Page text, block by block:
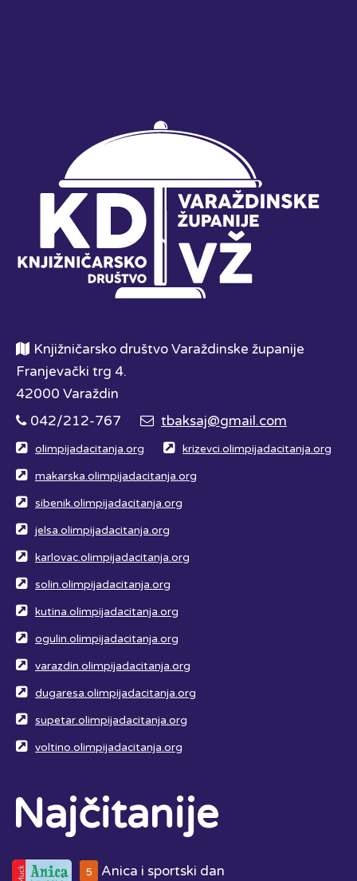
Knjižničarsko društvo Varaždinske županije
Franjevački trg 4.
42000 Varaždin
042/212-767
tbaksaj@gmail.com
olimpijadacitanja.org krizevci.olimpijadacitanja.org
makarska.olimpijadacitanja.org
sibenik.olimpijadacitanja.org
jelsa.olimpijadacitanja.org
karlovac.olimpijadacitanja.org
solin.olimpijadacitanja.org
kutina.olimpijadacitanja.org
ogulin.olimpijadacitanja.org
varazdin.olimpijadacitanja.org
dugaresa.olimpijadacitanja.org
supetar.olimpijadacitanja.org
voltino.olimpijadacitanja.org
Najčitanije
5
Anica i sportski dan